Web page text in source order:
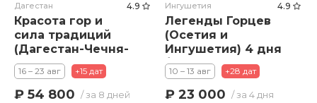
Дагестан 4.9
Красота гор и
сила традиций
(Дагестан-Чечня-
Ингушетия-
Осетия) заезды
по воскресеньям
16 – 23 авг +15 дат
₽ 54 800 / за 8 дней
Ингушетия 4.9
Легенды Горцев
(Осетия и
Ингушетия) 4 дня
/ 3 ночи
10 – 13 авг +28 дат
₽ 23 000 / за 4 дня